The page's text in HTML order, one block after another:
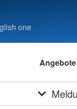
one
Angebote